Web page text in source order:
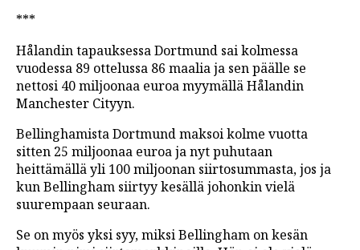
***
Hålandin tapauksessa Dortmund sai kolmessa
vuodessa 89 ottelussa 86 maalia ja sen päälle se
nettosi 40 miljoonaa euroa myymällä Hålandin
Manchester Cityyn.
Bellinghamista Dortmund maksoi kolme vuotta
sitten 25 miljoonaa euroa ja nyt puhutaan
heittämällä yli 100 miljoonan siirtosummasta, jos ja
kun Bellingham siirtyy kesällä johonkin vielä
suurempaan seuraan.
Se on myös yksi syy, miksi Bellingham on kesän